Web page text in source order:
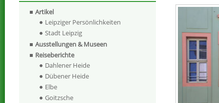
Artikel
Leipziger Persönlichkeiten
Stadt Leipzig
Ausstellungen & Museen
Reiseberichte
Dahlener Heide
Dübener Heide
Elbe
Goitzsche